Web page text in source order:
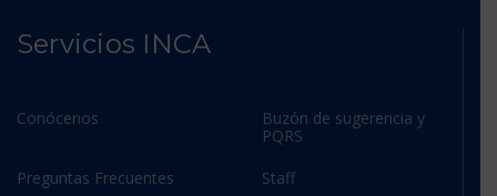
Servicios INCA
Conócenos
Buzón de sugerencia y
PQRS
Preguntas Frecuentes
Staff